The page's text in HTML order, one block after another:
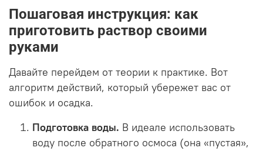
Пошаговая инструкция: как
приготовить раствор своими
руками
Давайте перейдем от теории к практике. Вот
алгоритм действий, который убережет вас от
ошибок и осадка.
Подготовка воды. В идеале использовать
воду после обратного осмоса (она «пустая»,